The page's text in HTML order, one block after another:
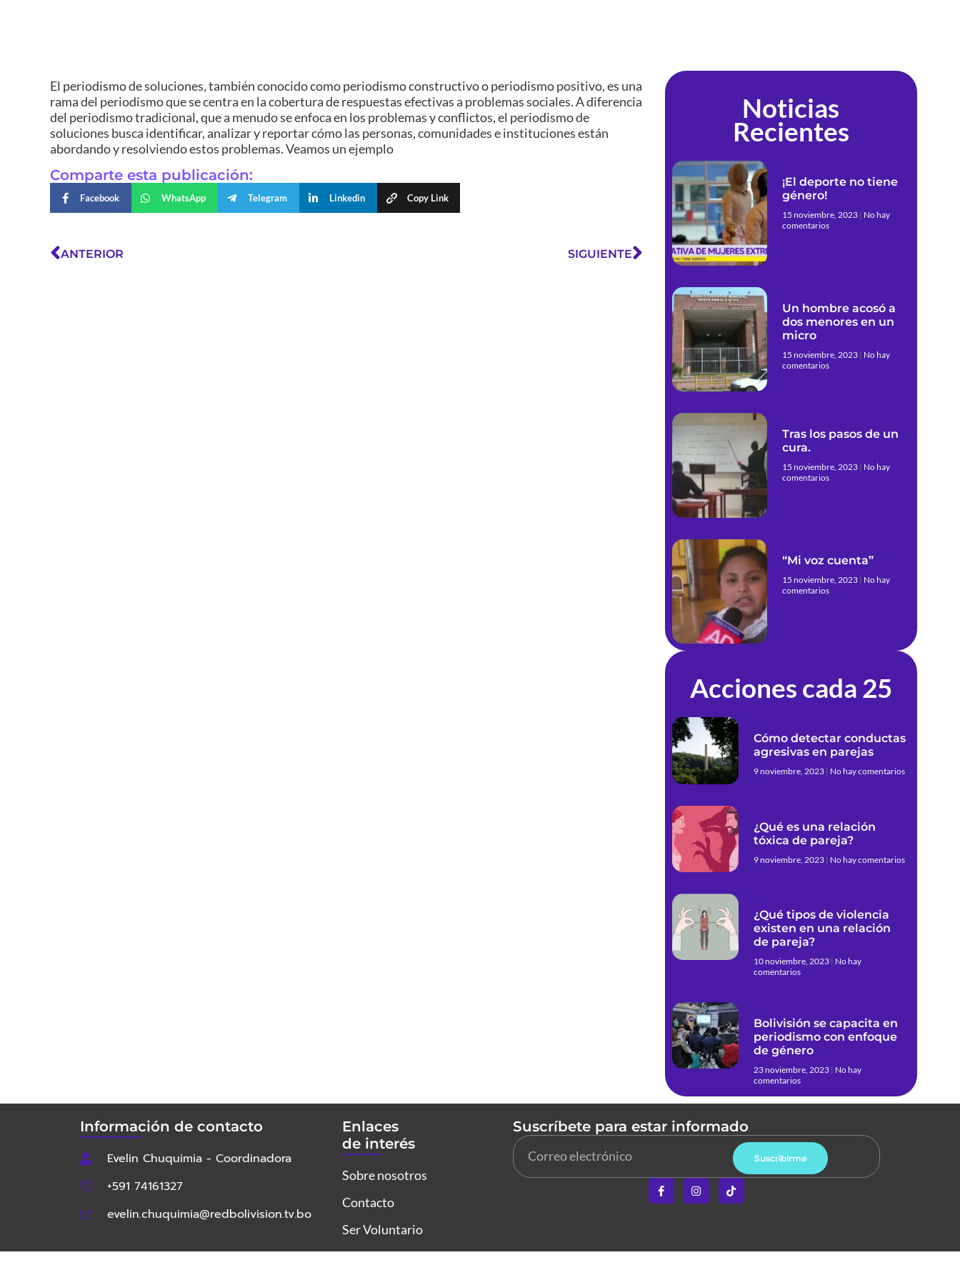
El periodismo de soluciones, también conocido como periodismo constructivo o periodismo positivo, es una
rama del periodismo que se centra en la cobertura de respuestas efectivas a problemas sociales. A diferencia
del periodismo tradicional, que a menudo se enfoca en los problemas y conflictos, el periodismo de
soluciones busca identificar, analizar y reportar cómo las personas, comunidades e instituciones están
abordando y resolviendo estos problemas. Veamos un ejemplo
Comparte esta publicación:
Facebook WhatsApp Telegram Linkedin Copy Link
ANTERIOR SIGUIENTE
Noticias
Recientes
¡El deporte no tiene
género!
15 noviembre, 2023 No hay
comentarios
Un hombre acosó a
dos menores en un
micro
15 noviembre, 2023 No hay
comentarios
Tras los pasos de un
cura.
15 noviembre, 2023 No hay
comentarios
“Mi voz cuenta”
15 noviembre, 2023 No hay
comentarios
Acciones cada 25
Cómo detectar conductas
agresivas en parejas
9 noviembre, 2023 No hay comentarios
¿Qué es una relación
tóxica de pareja?
9 noviembre, 2023 No hay comentarios
¿Qué tipos de violencia
existen en una relación
de pareja?
10 noviembre, 2023 No hay
comentarios
Bolivisión se capacita en
periodismo con enfoque
de género
23 noviembre, 2023 No hay
comentarios
Información de contacto
Evelin Chuquimia - Coordinadora
+591 74161327
evelin.chuquimia@redbolivision.tv.bo
Enlaces
de interés
Sobre nosotros
Contacto
Ser Voluntario
Suscríbete para estar informado
Suscribirme